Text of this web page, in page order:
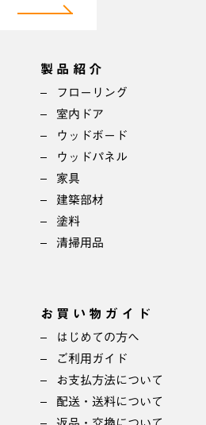
製品紹介
フローリング
室内ドア
ウッドボード
ウッドパネル
家具
建築部材
塗料
清掃用品
お買い物ガイド
はじめての方へ
ご利用ガイド
お支払方法について
配送・送料について